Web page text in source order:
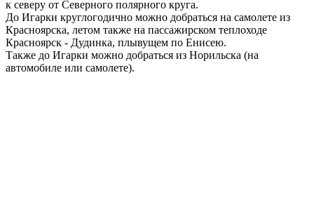
к северу от Северного полярного круга.
До Игарки круглогодично можно добраться на самолете из
Красноярска, летом также на пассажирском теплоходе
Красноярск - Дудинка, плывущем по Енисею.
Также до Игарки можно добраться из Норильска (на
автомобиле или самолете).